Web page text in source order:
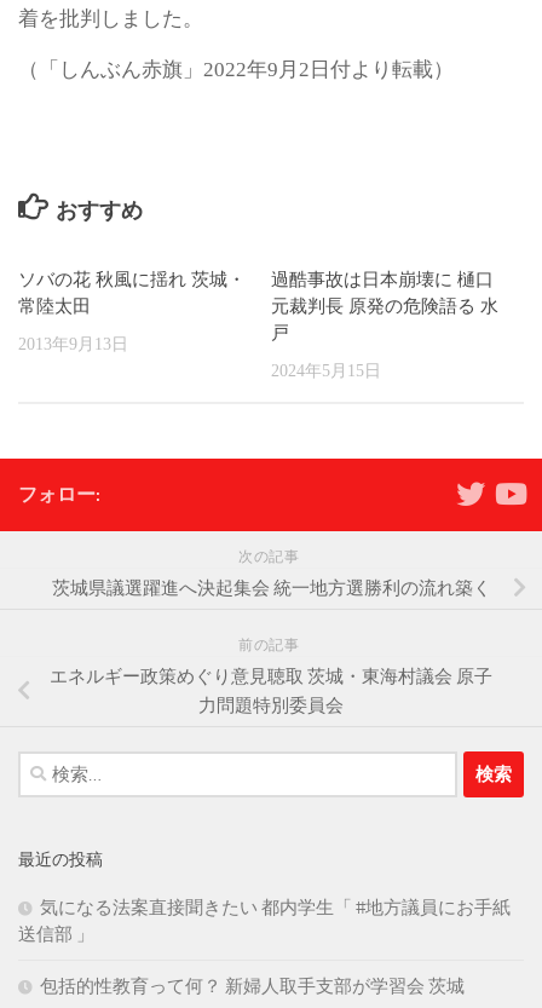
着を批判しました。
（「しんぶん赤旗」2022年9月2日付より転載）
おすすめ
ソバの花 秋風に揺れ 茨城・
常陸太田
2013年9月13日
過酷事故は日本崩壊に 樋口
元裁判長 原発の危険語る 水
戸
2024年5月15日
フォロー:
次の記事
茨城県議選躍進へ決起集会 統一地方選勝利の流れ築く
前の記事
エネルギー政策めぐり意見聴取 茨城・東海村議会 原子
力問題特別委員会
検
索:
最近の投稿
気になる法案直接聞きたい 都内学生「 #地方議員にお手紙
送信部 」
包括的性教育って何？ 新婦人取手支部が学習会 茨城